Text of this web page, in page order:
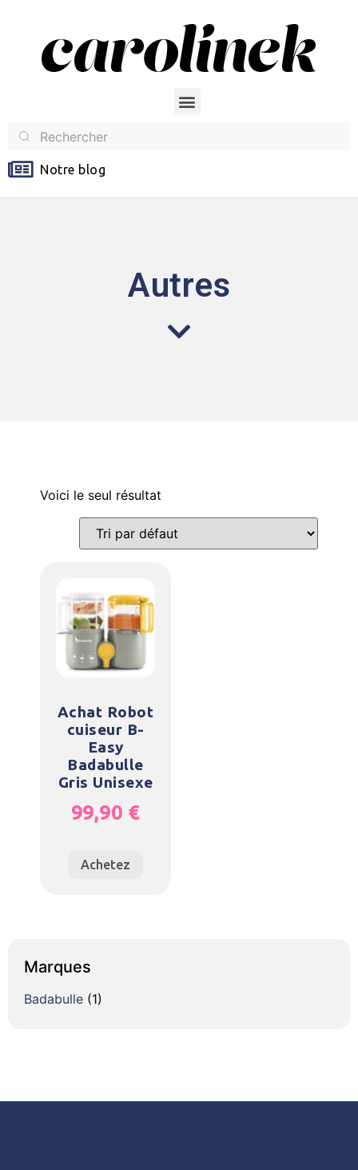
Notre blog
Autres
Voici le seul résultat
Achat Robot
cuiseur B-
Easy
Badabulle
Gris Unisexe
99,90 €
Achetez
Marques
Badabulle (1)